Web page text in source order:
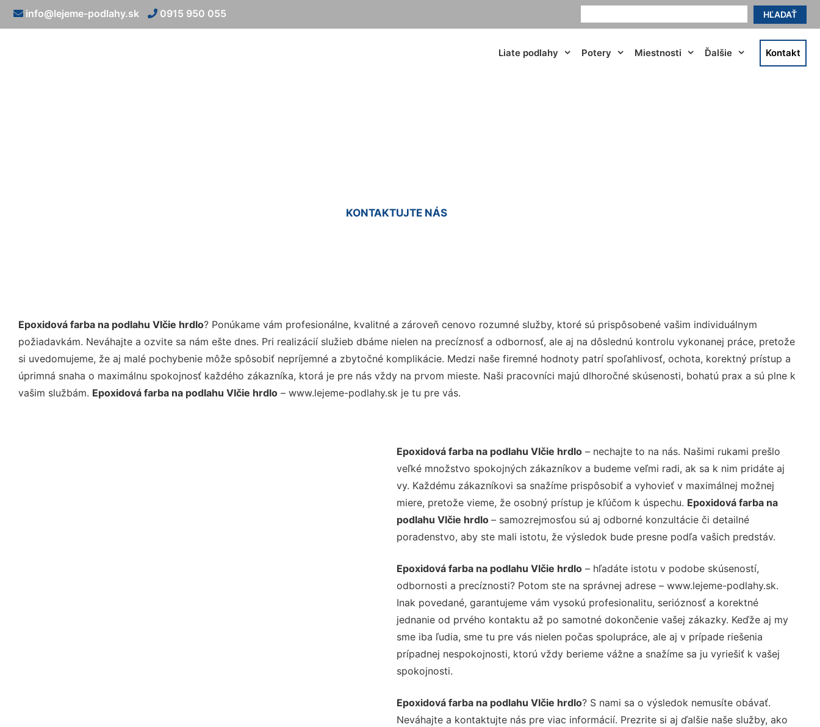
HĽADAŤ
info@lejeme-podlahy.sk 0915 950 055
Liate podlahy Potery Miestnosti Ďalšie Kontakt
KONTAKTUJTE NÁS
Epoxidová farba na podlahu Vlčie hrdlo? Ponúkame vám profesionálne, kvalitné a zároveň cenovo rozumné služby, ktoré sú prispôsobené vašim individuálnym
požiadavkám. Neváhajte a ozvite sa nám ešte dnes. Pri realizácií služieb dbáme nielen na precíznosť a odbornosť, ale aj na dôslednú kontrolu vykonanej práce, pretože
si uvedomujeme, že aj malé pochybenie môže spôsobiť nepríjemné a zbytočné komplikácie. Medzi naše firemné hodnoty patrí spoľahlivosť, ochota, korektný prístup a
úprimná snaha o maximálnu spokojnosť každého zákazníka, ktorá je pre nás vždy na prvom mieste. Naši pracovníci majú dlhoročné skúsenosti, bohatú prax a sú plne k
vašim službám. Epoxidová farba na podlahu Vlčie hrdlo – www.lejeme-podlahy.sk je tu pre vás.
Epoxidová farba na podlahu Vlčie hrdlo– nechajte to na nás. Našimi rukami prešlo
veľké množstvo spokojných zákazníkov a budeme veľmi radi, ak sa k nim pridáte aj
vy. Každému zákazníkovi sa snažíme prispôsobiť a vyhovieť v maximálnej možnej
miere, pretože vieme, že osobný prístup je kľúčom k úspechu. Epoxidová farba na
podlahu Vlčie hrdlo – samozrejmosťou sú aj odborné konzultácie či detailné
poradenstvo, aby ste mali istotu, že výsledok bude presne podľa vašich predstáv.
Epoxidová farba na podlahu Vlčie hrdlo– hľadáte istotu v podobe skúseností,
odbornosti a precíznosti? Potom ste na správnej adrese – www.lejeme-podlahy.sk.
Inak povedané, garantujeme vám vysokú profesionalitu, serióznosť a korektné
jednanie od prvého kontaktu až po samotné dokončenie vašej zákazky. Keďže aj my
sme iba ľudia, sme tu pre vás nielen počas spolupráce, ale aj v prípade riešenia
prípadnej nespokojnosti, ktorú vždy berieme vážne a snažíme sa ju vyriešiť k vašej
spokojnosti.
Epoxidová farba na podlahu Vlčie hrdlo? S nami sa o výsledok nemusíte obávať.
Neváhajte a kontaktujte nás pre viac informácií. Prezrite si aj ďalšie naše služby, ako